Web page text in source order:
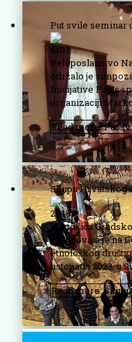
Put svile seminar
6107
Veleposlanstvo
održalo je
Inicijative Pojas i
organizaciji
Read more: Put
Skupu Hrvatskog
2348
Kustosica
sudjelovala je na
etnološkog
listopada 2023. u
Read more: